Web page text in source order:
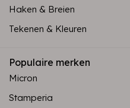
Haken & Breien
Tekenen & Kleuren
Populaire merken
Micron
Stamperia